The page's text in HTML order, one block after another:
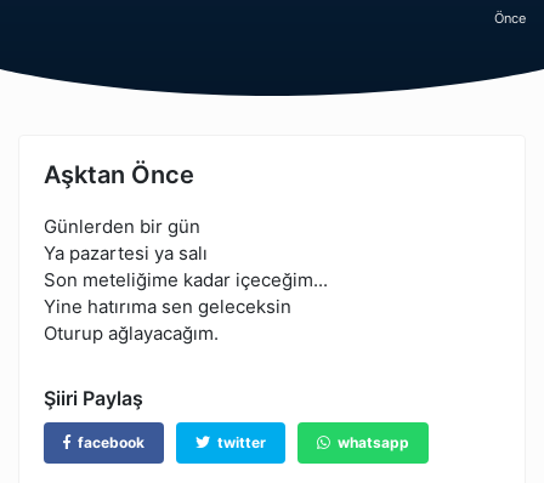
Önce
Aşktan Önce
Günlerden bir gün
Ya pazartesi ya salı
Son meteliğime kadar içeceğim...
Yine hatırıma sen geleceksin
Oturup ağlayacağım.
Şiiri Paylaş
facebook twitter whatsapp